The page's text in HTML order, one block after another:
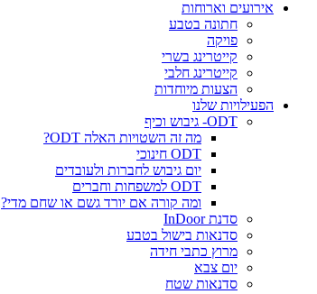
אירועים וארוחות
חתונה בטבע
פויקה
קייטרינג בשרי
קייטרינג חלבי
הצעות מיוחדות
הפעילויות שלנו
ODT- גיבוש וכיף
מה זה השטויות האלה ODT?
ODT חינוכי
יום גיבוש לחברות ולעובדים
ODT למשפחות וחברים
ומה קורה אם יורד גשם או שחם מדי?
סדנת InDoor
סדנאות בישול בטבע
מרוץ כתבי חידה
יום צבא
סדנאות שטח